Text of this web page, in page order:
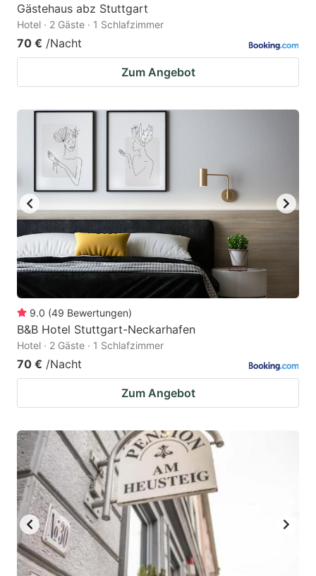
Gästehaus abz Stuttgart
Hotel · 2 Gäste · 1 Schlafzimmer
70 € /Nacht
Zum Angebot
9.0 (49 Bewertungen)
B&B Hotel Stuttgart-Neckarhafen
Hotel · 2 Gäste · 1 Schlafzimmer
70 € /Nacht
Zum Angebot